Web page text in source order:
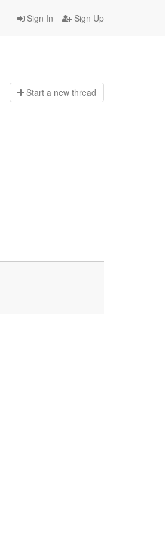
Sign In Sign Up
Start a new thread